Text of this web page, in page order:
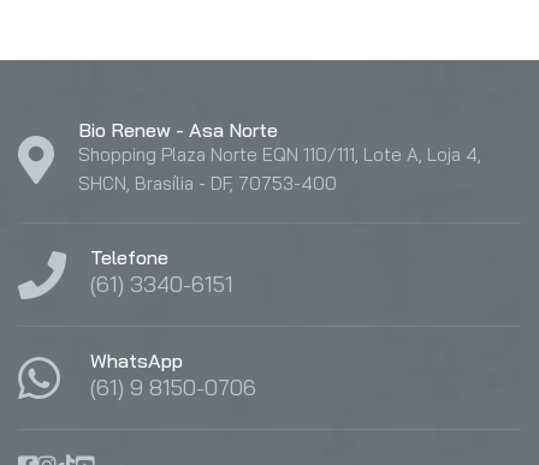
Bio Renew - Asa Norte
Shopping Plaza Norte EQN 110/111, Lote A, Loja 4,
SHCN, Brasília - DF, 70753-400
Telefone
(61) 3340-6151
WhatsApp
(61) 9 8150-0706